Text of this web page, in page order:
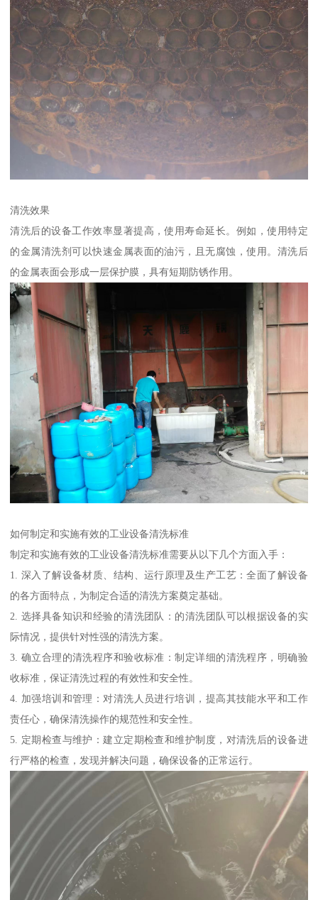
清洗效果
清洗后的设备工作效率显著提高，使用寿命延长。例如，使用特定
的金属清洗剂可以快速金属表面的油污，且无腐蚀，使用。清洗后
的金属表面会形成一层保护膜，具有短期防锈作用。
如何制定和实施有效的工业设备清洗标准
制定和实施有效的工业设备清洗标准需要从以下几个方面入手：
1. 深入了解设备材质、结构、运行原理及生产工艺：全面了解设备
的各方面特点，为制定合适的清洗方案奠定基础。
2. 选择具备知识和经验的清洗团队：的清洗团队可以根据设备的实
际情况，提供针对性强的清洗方案。
3. 确立合理的清洗程序和验收标准：制定详细的清洗程序，明确验
收标准，保证清洗过程的有效性和安全性。
4. 加强培训和管理：对清洗人员进行培训，提高其技能水平和工作
责任心，确保清洗操作的规范性和安全性。
5. 定期检查与维护：建立定期检查和维护制度，对清洗后的设备进
行严格的检查，发现并解决问题，确保设备的正常运行。